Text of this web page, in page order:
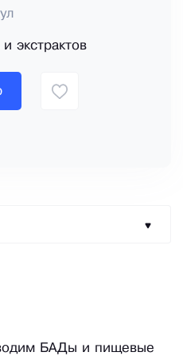
экстрактов
БАДы и пищевые